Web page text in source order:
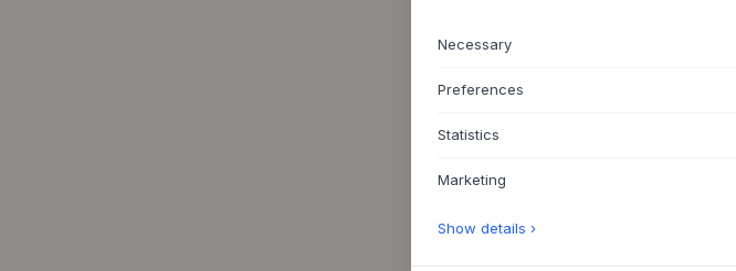
Necessary
Preferences
Statistics
Marketing
Show details ›